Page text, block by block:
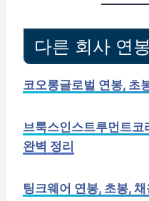
다른 회사 연
코오롱글로벌 연봉, 초
브룩스인스트루먼트코
완벽 정리
팅크웨어 연봉, 초봉,